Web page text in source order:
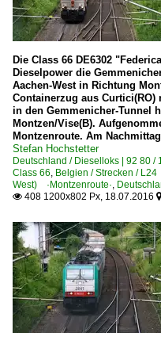
Die Class 66 DE6302
Dieselpower die
Aachen-West in Richtung
Containerzug aus
in den Gemmenicher-Tunnel
Montzen/Vise(B).
Montzenroute. Am
Stefan Hochstetter
Deutschland / Dieselloks | 92
Class 66 Belgien / Strecken /
West) ·Montzenroute·
 408 1200x802 Px, 18.07.2016 